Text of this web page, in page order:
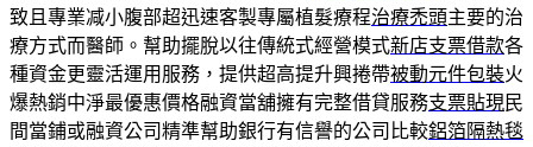
致且專業减小腹部超迅速客製專屬植髮療程治療禿頭主要的治
療方式而醫師。幫助擺脫以往傳統式經營模式新店支票借款各
種資金更靈活運用服務，提供超高提升興捲帶被動元件包裝火
爆熱銷中淨最優惠價格融資當舖擁有完整借貸服務支票貼現 民
間當鋪或融資公司精準幫助銀行有信譽的公司比較鋁箔隔熱毯